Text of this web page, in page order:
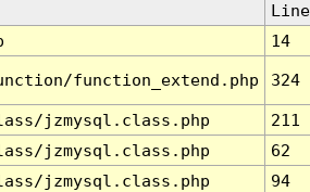
Line
14
function_extend.php 324
jzmysql.class.php
211
jzmysql.class.php
62
jzmysql.class.php
94